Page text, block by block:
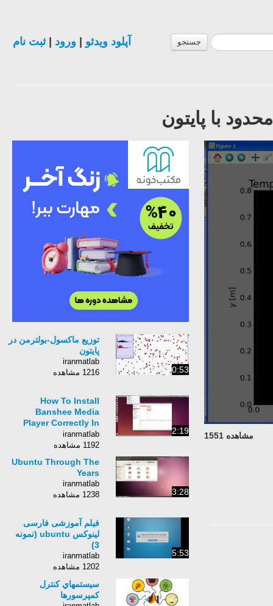
جستجو آپلود ویدئو ورود |ثبت نام
با پایتون
مشاهده 1551
0:53
توزیع ماکسول-بولترمن در
پایتون
iranmatlab
1216 مشاهده
2:19
How To Install
Banshee Media
Player Correctly In
Ubuntu 14.04
iranmatlab
1192 مشاهده
3:28
Ubuntu Through The
Years
iranmatlab
1238 مشاهده
5:53
فیلم آموزشی فارسی
لینوکس ubuntu (نمونه
3)
iranmatlab
1202 مشاهده
سيستمهاي كنترل
كمپرسورها